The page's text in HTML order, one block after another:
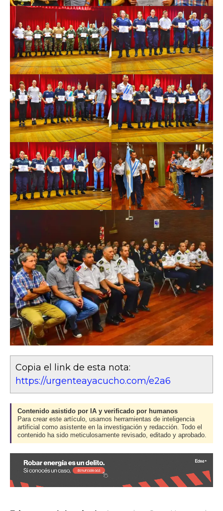
Copia el link de esta nota:
https://urgenteayacucho.com/e2a6
Contenido asistido por IA y verificado por humanos
Para crear este artículo, usamos herramientas de inteligencia
artificial como asistente en la investigación y redacción. Todo el
contenido ha sido meticulosamente revisado, editado y aprobado.